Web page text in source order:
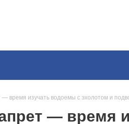
— время изучать водоемы с эхолотом и
— время